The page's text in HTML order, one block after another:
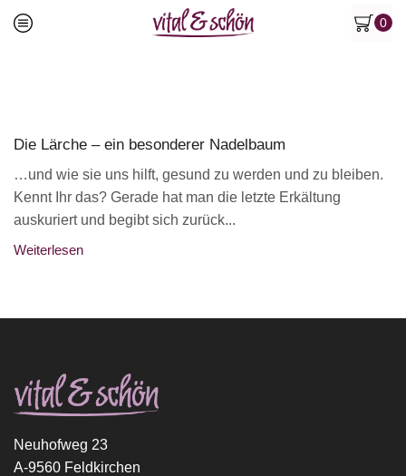
0
Die Lärche – ein besonderer Nadelbaum
…und wie sie uns hilft, gesund zu werden und zu bleiben.
Kennt Ihr das? Gerade hat man die letzte Erkältung
auskuriert und begibt sich zurück...
Weiterlesen
Neuhofweg 23
A-9560 Feldkirchen